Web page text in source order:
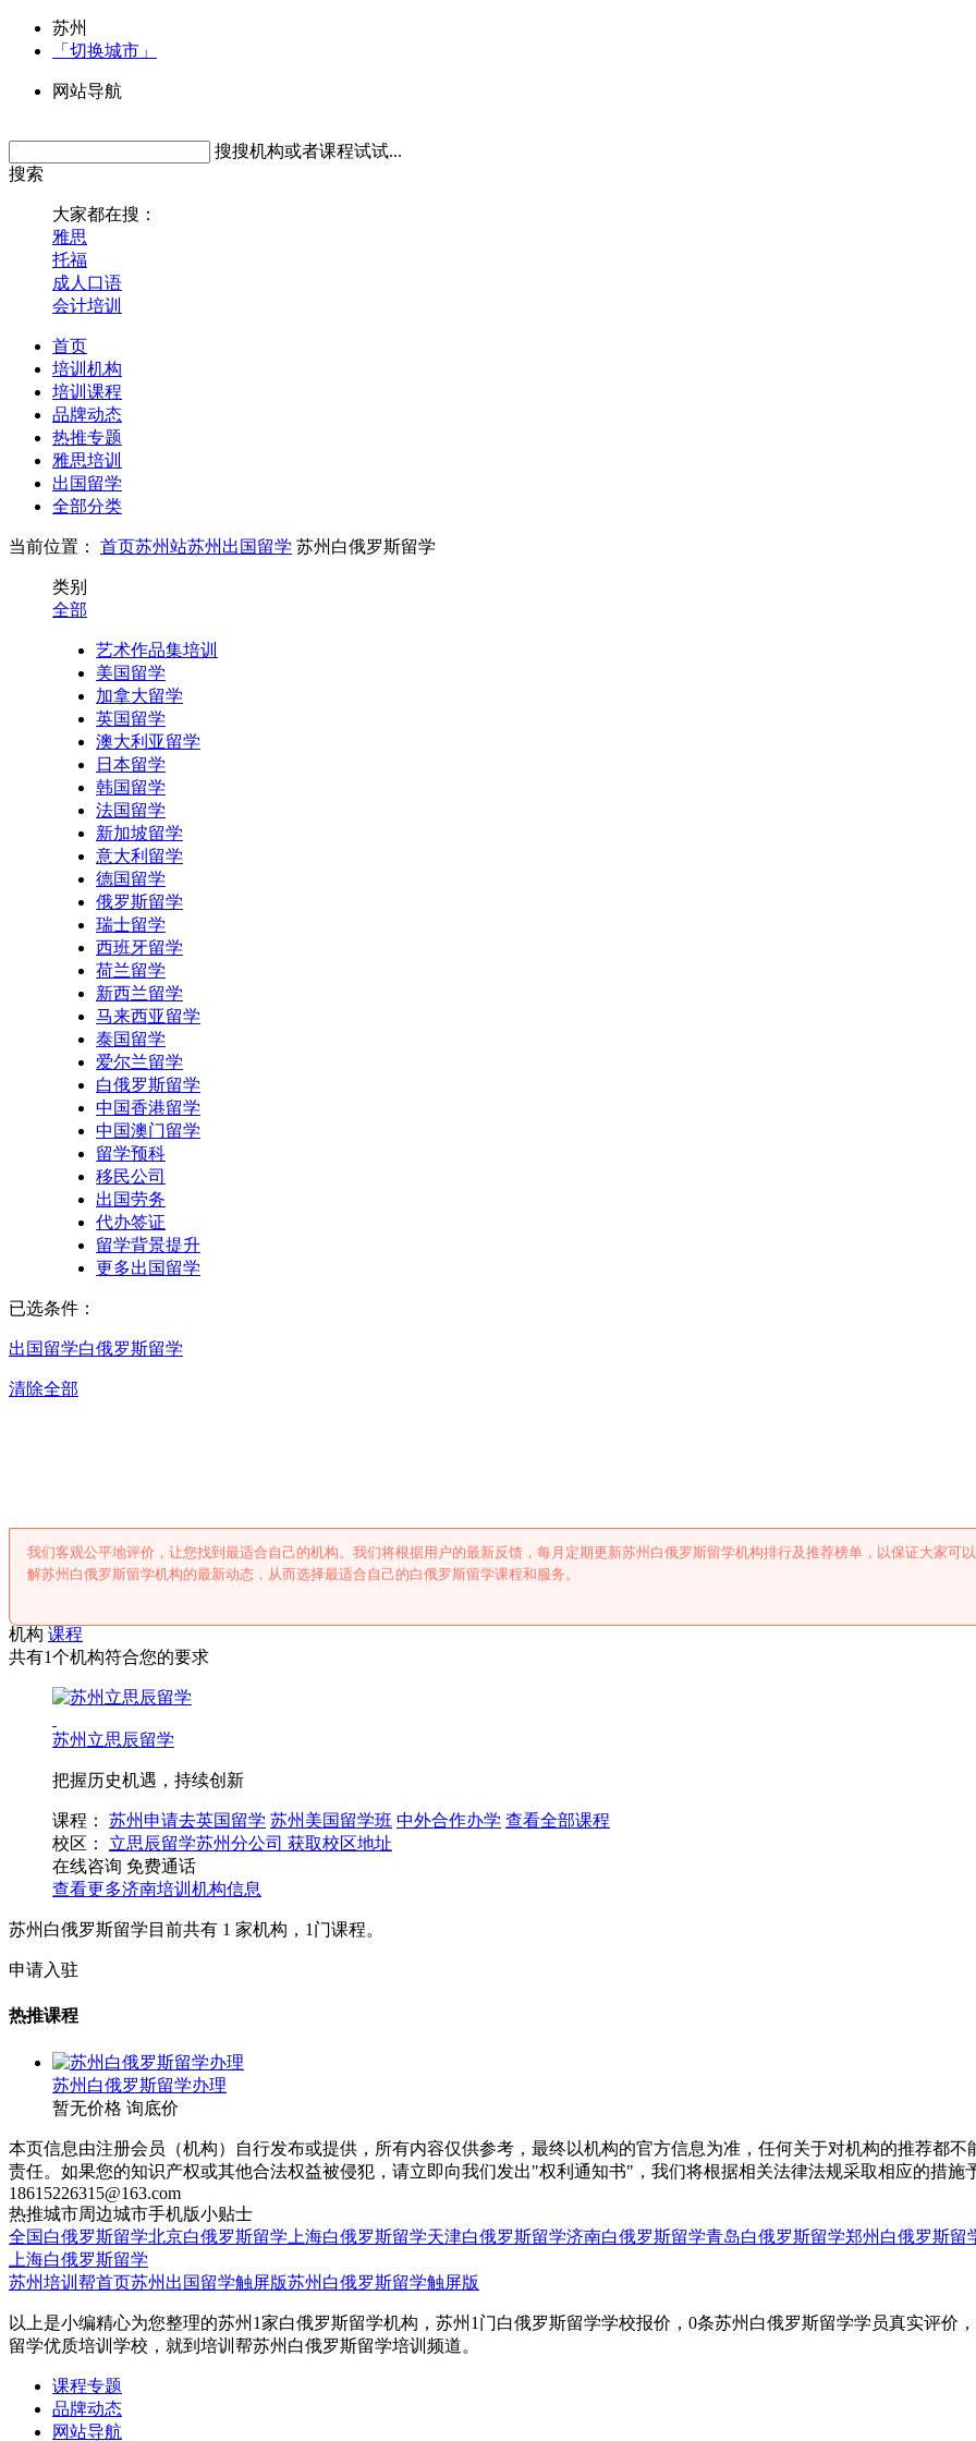
苏州
「切换城市」
网站导航
搜搜机构或者课程试试...
搜索
大家都在搜：
雅思
托福
成人口语
会计培训
首页
培训机构
培训课程
品牌动态
热推专题
雅思培训
出国留学
全部分类
当前位置： 首页苏州站苏州出国留学 苏州白俄罗斯留学
类别
全部
艺术作品集培训
美国留学
加拿大留学
英国留学
澳大利亚留学
日本留学
韩国留学
法国留学
新加坡留学
意大利留学
德国留学
俄罗斯留学
瑞士留学
西班牙留学
荷兰留学
新西兰留学
马来西亚留学
泰国留学
爱尔兰留学
白俄罗斯留学
中国香港留学
中国澳门留学
留学预科
移民公司
出国劳务
代办签证
留学背景提升
更多出国留学
已选条件：
出国留学白俄罗斯留学
清除全部
我们客观公平地评价，让您找到最适合自己的机构。我们将根据用户的最新反馈，每月定期更新苏州白俄罗斯留学机构排行及推荐榜单，以保证大家可
解苏州白俄罗斯留学机构的最新动态，从而选择最适合自己的白俄罗斯留学课程和服务。
机构 课程
共有1个机构符合您的要求
苏州立思辰留学
把握历史机遇，持续创新
课程： 苏州申请去英国留学 苏州美国留学班 中外合作办学 查看全部课程
校区：
立思辰留学苏州分公司 获取校区地址
在线咨询 免费通话
查看更多济南培训机构信息
苏州白俄罗斯留学目前共有 1 家机构， 1 门课程。
申请入驻
热推课程
苏州白俄罗斯留学办理
暂无价格 询底价
本页信息由注册会员（机构）自行发布或提供，所有内容仅供参考，最终以机构的官方信息为准，任何关于对机构的推荐都
责任。如果您的知识产权或其他合法权益被侵犯，请立即向我们发出"权利通知书"，我们将根据相关法律法规采取相应的措
18615226315@163.com
热推城市周边城市手机版小贴士
全国白俄罗斯留学北京白俄罗斯留学 上海白俄罗斯留学天津白俄罗斯留学济南白俄罗斯留学青岛白俄罗斯留学郑州白俄罗斯留
上海白俄罗斯留学
苏州培训帮首页苏州出国留学触屏版苏州白俄罗斯留学触屏版
以上是小编精心为您整理的苏州1家白俄罗斯留学机构，苏州1门白俄罗斯留学学校报价，0条苏州白俄罗斯留学学员真实评价
留学优质培训学校，就到培训帮苏州白俄罗斯留学培训频道。
课程专题
品牌动态
网站导航